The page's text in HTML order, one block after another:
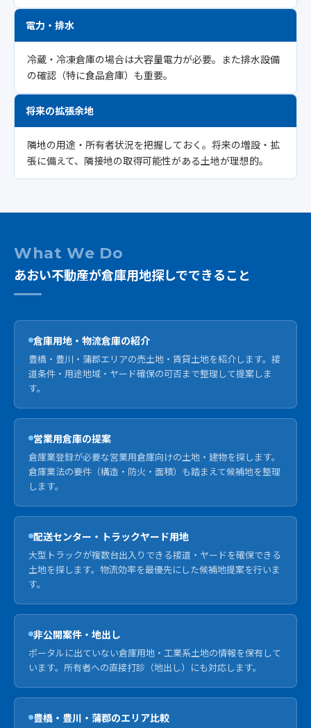
電力・排水
冷蔵・冷凍倉庫の場合は大容量電力が必要。また排水設備
の確認（特に食品倉庫）も重要。
将来の拡張余地
隣地の用途・所有者状況を把握しておく。将来の増設・拡
張に備えて、隣接地の取得可能性がある土地が理想的。
What We Do
あおい不動産が倉庫用地探しでできること
倉庫用地・物流倉庫の紹介
豊橋・豊川・蒲郡エリアの売土地・賃貸土地を紹介します。接
道条件・用途地域・ヤード確保の可否まで整理して提案しま
す。
営業用倉庫の提案
倉庫業登録が必要な営業用倉庫向けの土地・建物を探します。
倉庫業法の要件（構造・防火・面積）も踏まえて候補地を整理
します。
配送センター・トラックヤード用地
大型トラックが複数台出入りできる接道・ヤードを確保できる
土地を探します。物流効率を最優先にした候補地提案を行いま
す。
非公開案件・地出し
ポータルに出ていない倉庫用地・工業系土地の情報を保有して
います。所有者への直接打診（地出し）にも対応します。
豊橋・豊川・蒲郡のエリア比較